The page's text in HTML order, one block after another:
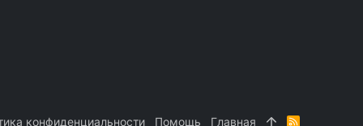
конфиденциальности Помощь Главная R